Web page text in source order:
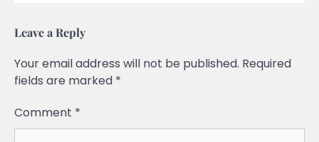
Leave a Reply
Your email address will not be published. Required
fields are marked *
Comment *